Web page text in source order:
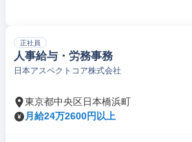
正社員
人事給与・労務事務
日本アスペクトコア株式会社
東京都中央区日本橋浜町
月給24万2600円以上